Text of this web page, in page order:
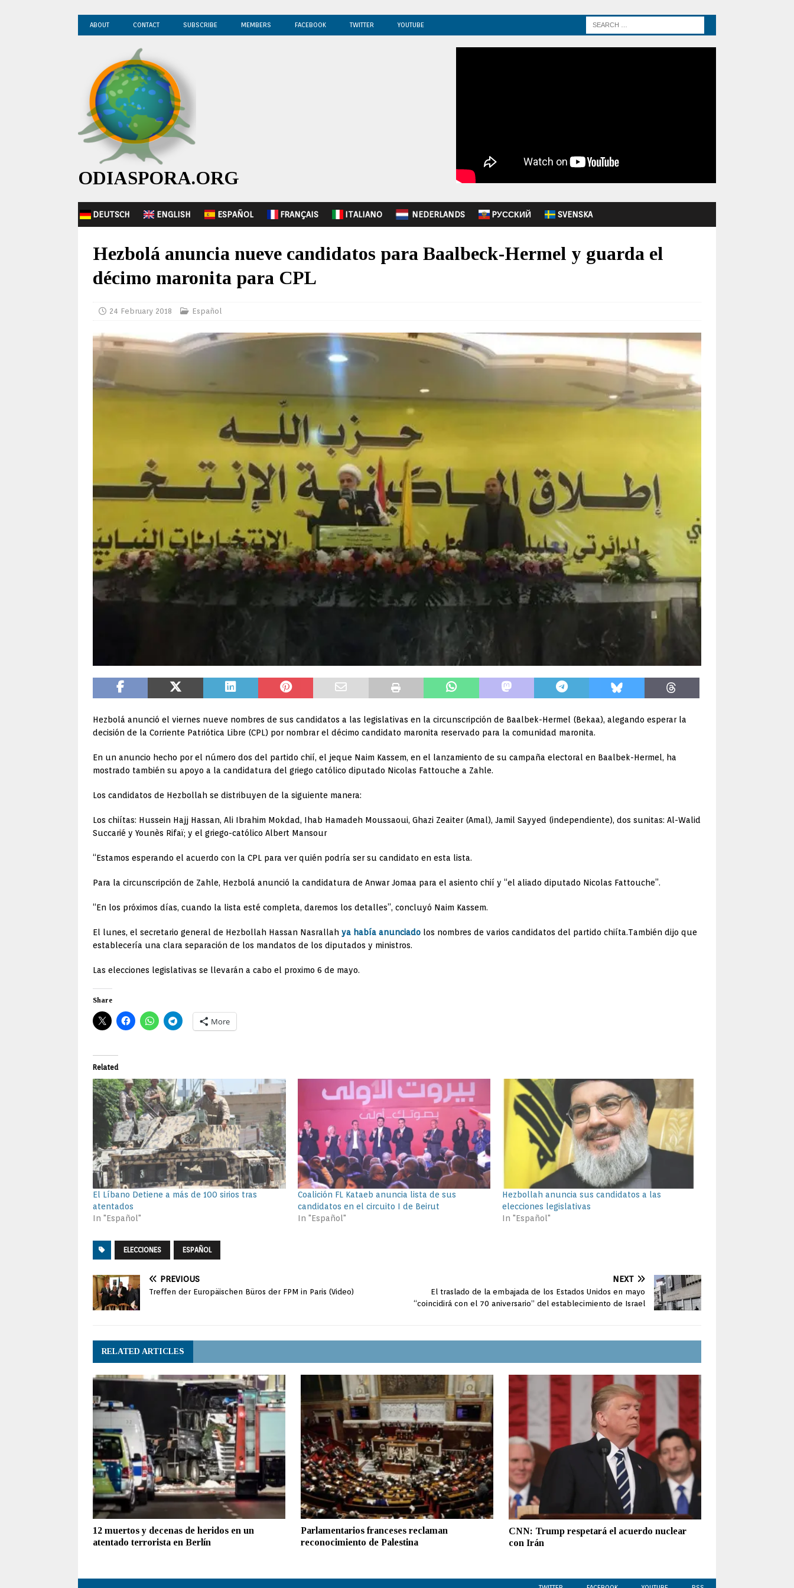
ABOUT CONTACT SUBSCRIBE MEMBERS FACEBOOK TWITTER YOUTUBE
ODIASPORA.ORG
DEUTSCH ENGLISH ESPAÑOL FRANÇAIS ITALIANO NEDERLANDS PУССКИЙ SVENSKA
Hezbolá anuncia nueve candidatos para Baalbeck-Hermel y guarda el
décimo maronita para CPL
24 February 2018 Español
Hezbolá anunció el viernes nueve nombres de sus candidatos a las legislativas en la circunscripción de Baalbek-Hermel (Bekaa), alegando esperar la
decisión de la Corriente Patriótica Libre (CPL) por nombrar el décimo candidato maronita reservado para la comunidad maronita.
En un anuncio hecho por el número dos del partido chií, el jeque Naim Kassem, en el lanzamiento de su campaña electoral en Baalbek-Hermel, ha
mostrado también su apoyo a la candidatura del griego católico diputado Nicolas Fattouche a Zahle.
Los candidatos de Hezbollah se distribuyen de la siguiente manera:
Los chiítas: Hussein Hajj Hassan, Ali Ibrahim Mokdad, Ihab Hamadeh Moussaoui, Ghazi Zeaiter (Amal), Jamil Sayyed (independiente), dos sunitas: Al-Walid
Succarié y Younès Rifaï; y el griego-católico Albert Mansour
“Estamos esperando el acuerdo con la CPL para ver quién podría ser su candidato en esta lista.
Para la circunscripción de Zahle, Hezbolá anunció la candidatura de Anwar Jomaa para el asiento chií y “el aliado diputado Nicolas Fattouche”.
“En los próximos días, cuando la lista esté completa, daremos los detalles”, concluyó Naim Kassem.
El lunes, el secretario general de Hezbollah Hassan Nasrallah ya había anunciado los nombres de varios candidatos del partido chiíta.También dijo que
establecería una clara separación de los mandatos de los diputados y ministros.
Las elecciones legislativas se llevarán a cabo el proximo 6 de mayo.
Share
More
Related
El Líbano Detiene a más de 100 sirios tras
atentados
In "Español"
Coalición FL Kataeb anuncia lista de sus
candidatos en el circuito I de Beirut
In "Español"
Hezbollah anuncia sus candidatos a las
elecciones legislativas
In "Español"
ELECCIONES ESPAÑOL
PREVIOUS
Treffen der Europäischen Büros der FPM in Paris (Video)
NEXT
El traslado de la embajada de los Estados Unidos en mayo
“coincidirá con el 70 aniversario” del establecimiento de Israel
RELATED ARTICLES
12 muertos y decenas de heridos en un
atentado terrorista en Berlín
Parlamentarios franceses reclaman
reconocimiento de Palestina
CNN: Trump respetará el acuerdo nuclear
con Irán